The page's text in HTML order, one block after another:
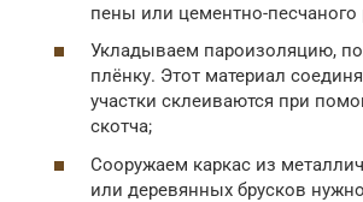
пены или цементно-песчаного
Укладываем пароизоляцию,
плёнку. Этот материал
участки склеиваются при
скотча;
Сооружаем каркас из
или деревянных брусков